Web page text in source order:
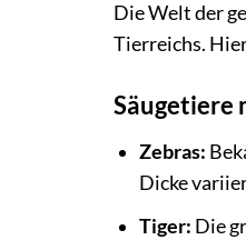
Die Welt der
Tierreichs.
Säugetiere
Zebras:
Dicke
Tiger: Die